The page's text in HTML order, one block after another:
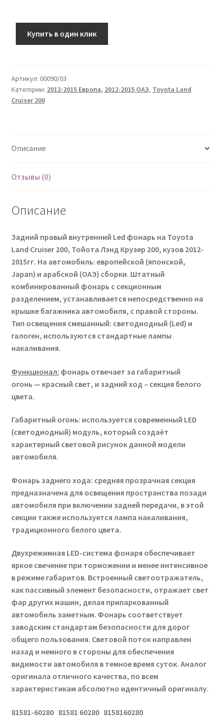
Купить в один клик
Артикул: 00090/03
Категории: 2012-2015 Европа, 2012-2015 ОАЭ, Toyota Land
Cruiser 200
Описание
Отзывы (0)
Описание
Задний правый внутренний Led фонарь на Toyota
Land Cruiser 200, Тойота Лэнд Крузер 200, кузов 2012-
2015гг. На автомобиль: европейской (японской,
Japan) и арабской (ОАЭ) сборки. Штатный
комбинированный фонарь с секционным
разделением, устанавливается непосредственно на
крышке багажника автомобиля, с правой стороны.
Тип освещения смешанный: светодиодный (Led) и
галоген, используются стандартные лампы
накаливания.
Функционал: фонарь отвечает за габаритный
огонь — красный свет, и задний ход – секция белого
цвета.
Габаритный огонь: используется современный LED
(светодиодный) модуль, который создаёт
характерный световой рисунок данной модели
автомобиля.
Фонарь заднего хода: средняя прозрачная секция
предназначена для освещения пространства позади
автомобиля при включении задней передачи, в этой
секции также используется лампа накаливания,
традиционного белого цвета.
Двухрежимная LED-система фонаря обеспечивает
яркое свечение при торможении и менее интенсивное
в режиме габаритов. Встроенный светоотражатель,
как пассивный элемент безопасности, отражает свет
фар других машин, делая припаркованный
автомобиль заметным. Фонарь соответствует
заводским стандартам безопасности для дорог
общего пользования. Световой поток направлен
назад и немного в стороны для обеспечения
видимости автомобиля в темное время суток. Аналог
оригинала отличного качества, по всем
характеристикам абсолютно идентичный оригиналу.
81581-60280 81581 60280 8158160280